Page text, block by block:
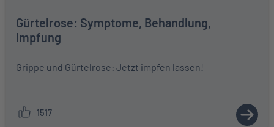
Gürtelrose: Symptome, Behandlung,
Impfung
Grippe und Gürtelrose: Jetzt impfen lassen!
1517
ZUM